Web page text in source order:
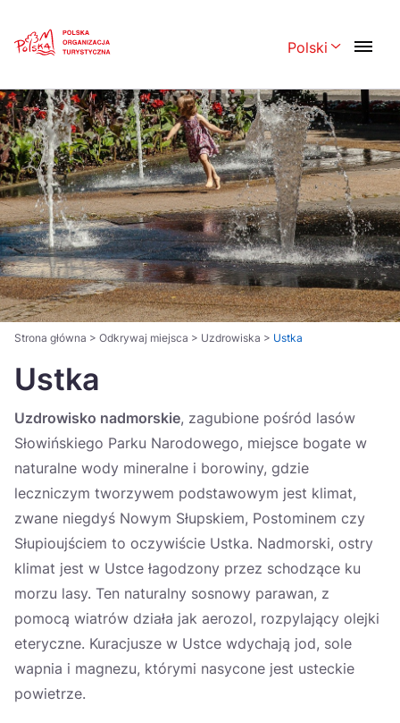
Polski
Polski English
Česká 中国
Dansk Deutsch
Español Français
Italiano Magyar
Nederlands 日本語
Português Norsk
Suomi
Strona główna > Odkrywaj miejsca > Uzdrowiska > Ustka
Ustka
Uzdrowisko nadmorskie, zagubione pośród lasów
Słowińskiego Parku Narodowego, miejsce bogate w
naturalne wody mineralne i borowiny, gdzie
leczniczym tworzywem podstawowym jest klimat,
zwane niegdyś Nowym Słupskiem, Postominem czy
Słupioujściem to oczywiście Ustka. Nadmorski, ostry
klimat jest w Ustce łagodzony przez schodzące ku
morzu lasy. Ten naturalny sosnowy parawan, z
pomocą wiatrów działa jak aerozol, rozpylający olejki
eteryczne. Kuracjusze w Ustce wdychają jod, sole
wapnia i magnezu, którymi nasycone jest usteckie
powietrze.